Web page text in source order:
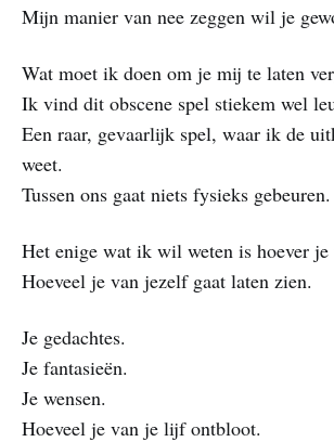
Mijn manier van nee zeggen wil je
Wat moet ik doen om je mij te laten
Ik vind dit obscene spel stiekem wel
Een raar, gevaarlijk spel, waar ik de
weet.
Tussen ons gaat niets fysieks gebeuren.
Het enige wat ik wil weten is hoever je
Hoeveel je van jezelf gaat laten zien.
Je gedachtes.
Je fantasieën.
Je wensen.
Hoeveel je van je lijf ontbloot.